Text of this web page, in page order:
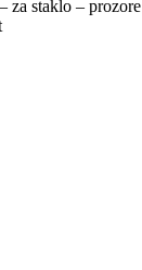
za staklo – prozore